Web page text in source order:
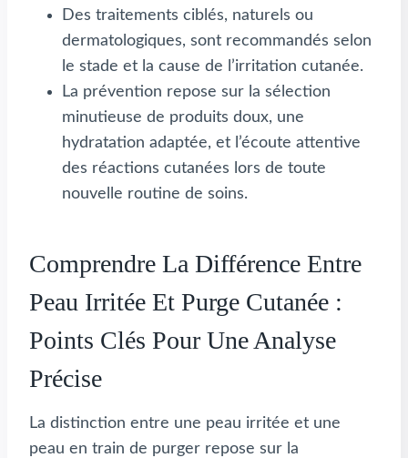
Des traitements ciblés, naturels ou
dermatologiques, sont recommandés selon
le stade et la cause de l’irritation cutanée.
La prévention repose sur la sélection
minutieuse de produits doux, une
hydratation adaptée, et l’écoute attentive
des réactions cutanées lors de toute
nouvelle routine de soins.
Comprendre La Différence Entre
Peau Irritée Et Purge Cutanée :
Points Clés Pour Une Analyse
Précise
La distinction entre une peau irritée et une
peau en train de purger repose sur la